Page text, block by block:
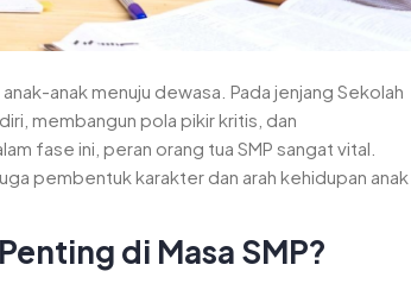
anak menuju dewasa. Pada jenjang Sekolah
membangun pola pikir kritis, dan
fase ini, peran orang tua SMP sangat vital.
pembentuk karakter dan arah kehidupan anak
di Masa SMP?